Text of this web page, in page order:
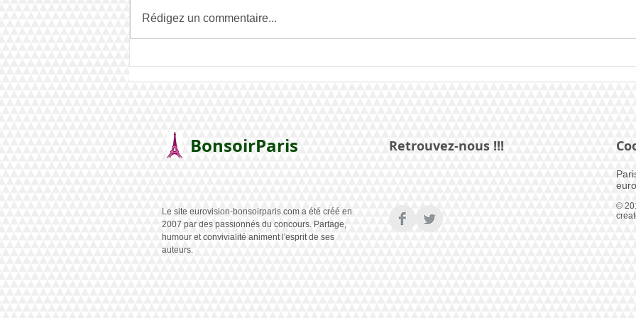
Rédigez un commentaire...
BonsoirParis Retrouvez-nous !!!
Le site eurovision-bonsoirparis.com a été créé en
2007 par des passionnés du concours. Partage,
humour et convivialité animent l'esprit de ses
auteurs.
©